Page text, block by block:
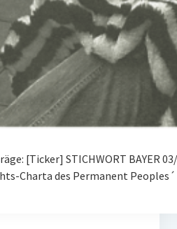
[Ticker] STICHWORT BAYER
Charta des Permanent